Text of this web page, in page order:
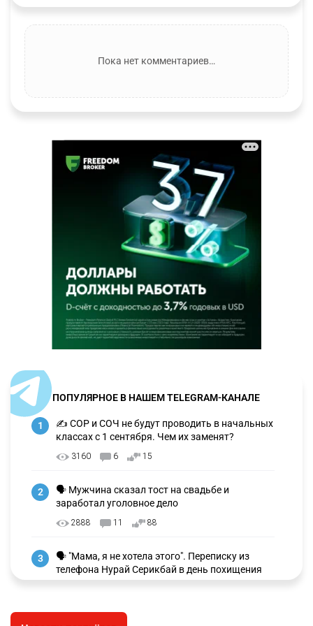
Пока нет комментариев…
ПОПУЛЯРНОЕ В НАШЕМ TELEGRAM-КАНАЛЕ
1
✍️ СОР и СОЧ не будут проводить в начальных
классах с 1 сентября. Чем их заменят?
3160 6 15
2
🗣 Мужчина сказал тост на свадьбе и
заработал уголовное дело
2888 11 88
3
🗣 "Мама, я не хотела этого". Переписку из
телефона Нурай Серикбай в день похищения
зачитали в суде